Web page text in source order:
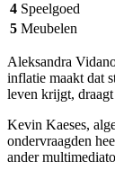
4 Speelgoed
5 Meubelen
Aleksandra
inflatie maakt dat
leven krijgt,
Kevin Kaeses,
ondervraagden
ander